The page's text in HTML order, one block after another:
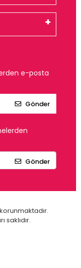
e-posta
Gönder
Gönder
saklıdır.